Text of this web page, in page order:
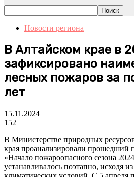
Новости региона
В Алтайском крае в
зафиксировано
лесных пожаров за
лет
15.11.2024
152
В Министерстве природных
края проанализировали прошедший
«Начало пожароопасного сезона
устанавливалось поэтапно, исходя